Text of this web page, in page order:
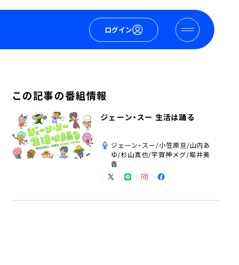
ログイン
この記事の番組情報
ジェーン・スー 生活は踊る
ジェーン・スー/小笠原亘/山内あ
ゆ/杉山真也/宇賀神メグ/堀井美
香